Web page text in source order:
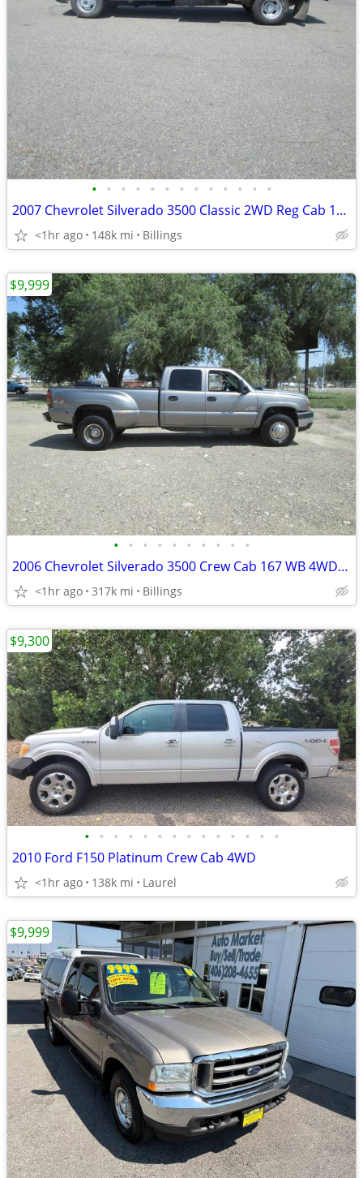
• • • • • • • • • • • • •
2007 Chevrolet Silverado 3500 Classic 2WD Reg Cab 161.5 WB, 84.9 CA
<1hr ago 148k mi Billings
• • • • • • • • • •
2006 Chevrolet Silverado 3500 Crew Cab 167 WB 4WD DRW LT2
<1hr ago 317k mi Billings
$9,999
• • • • • • • • • • • • • •
2010 Ford F150 Platinum Crew Cab 4WD
<1hr ago 138k mi Laurel
$9,300
$9,999